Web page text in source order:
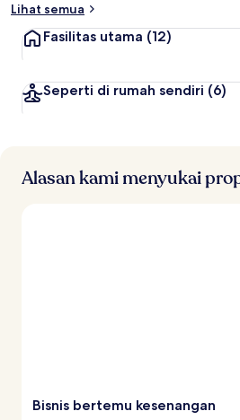
i
l
r
a
Lihat semua
Fasilitas utama (12)
Seperti di rumah sendiri (6)
Alasan kami menyukai
Bisnis bertemu kesenangan